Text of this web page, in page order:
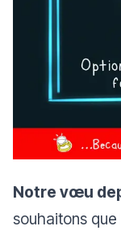
Notre vœu
souhaitons